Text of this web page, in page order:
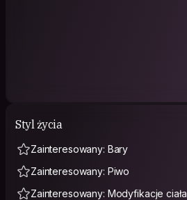
Styl życia
Zainteresowany: Bary
Zainteresowany: Piwo
Zainteresowany: Modyfikacje ciała